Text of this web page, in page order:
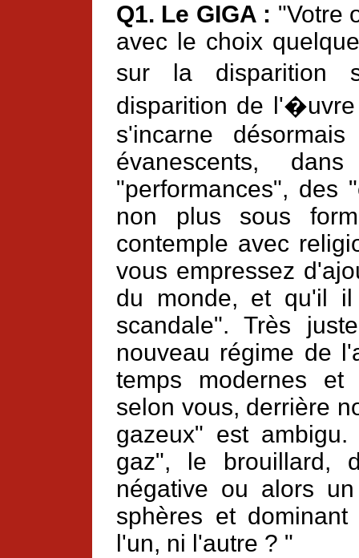
Q1. Le GIGA : "Votre
avec le choix
sur la disparition
disparition de
s'incarne
évanescents,
"performances", des
non plus sous
contemple avec
vous empressez
du monde, et qu'il
scandale". Très
nouveau régime de
temps modernes et
selon vous, derrière
gazeux" est
gaz", le brouillard,
négative ou alors
sphères et
l'un, ni l'autre ? "